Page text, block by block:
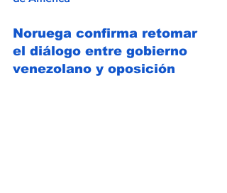
Noruega confirma retomar
el diálogo entre gobierno
venezolano y oposición